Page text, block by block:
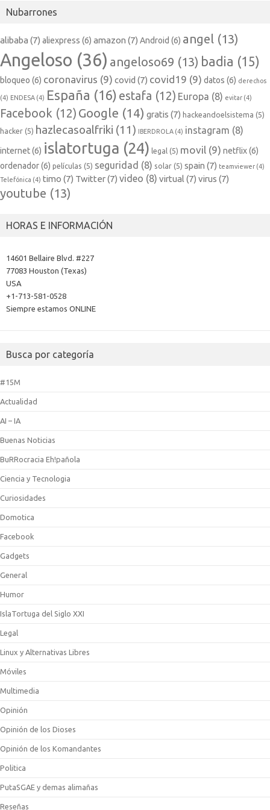
Nubarrones
alibaba (7) aliexpress (6) amazon (7) Android (6) angel (13)
Angeloso (36) angeloso69 (13) badia (15)
bloqueo (6) coronavirus (9) covid (7) covid19 (9) datos (6) derechos
(4) ENDESA (4) España (16) estafa (12) Europa (8) evitar (4)
Facebook (12) Google (14) gratis (7) hackeandoelsistema (5)
hacker (5) hazlecasoalfriki (11) IBERDROLA (4) instagram (8)
internet(6) islatortuga (24) legal (5) movil (9) netflix(6)
ordenador(6) películas (5) seguridad (8) solar (5) spain (7) teamviewer (4)
Telefónica (4) timo (7) Twitter(7) video (8) virtual (7) virus (7)
youtube (13)
HORAS E INFORMACIÓN
14601 Bellaire Blvd. #227
77083 Houston (Texas)
USA
+1-713-581-0528
Siempre estamos ONLINE
Busca por categoría
#15M
Actualidad
AI – IA
Buenas Noticias
BuRRocracia Eh!pañola
Ciencia y Tecnologia
Curiosidades
Domotica
Facebook
Gadgets
General
Humor
IslaTortuga del Siglo XXI
Legal
Linux y Alternativas Libres
Móviles
Multimedia
Opinión
Opinión de los Dioses
Opinión de los Komandantes
Politica
PutaSGAE y demas alimañas
Reseñas